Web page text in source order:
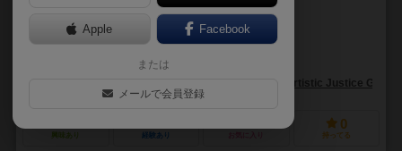
作品説明文の編集者を募集中
アレックス・リム（Alex Lim）
アーティスティック・ジャスティス・ゲームズ（Artistic Justice
興味あり 経験あり
0
持ってる
Apple Facebook
または
メールで会員登録